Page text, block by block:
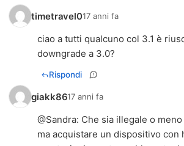
timetravel017 anni fa
ciao a tutti qualcuno col 3.1 è
downgrade a 3.0?
Rispondi
giakk8617 anni fa
@Sandra: Che sia illegale o
ma acquistare un dispositivo con